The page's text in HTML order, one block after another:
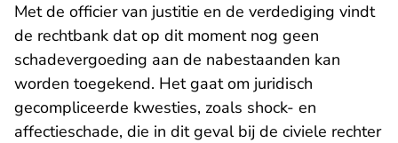
Met de officier van justitie en de verdediging vindt
de rechtbank dat op dit moment nog geen
schadevergoeding aan de nabestaanden kan
worden toegekend. Het gaat om juridisch
gecompliceerde kwesties, zoals shock- en
affectieschade, die in dit geval bij de civiele rechter